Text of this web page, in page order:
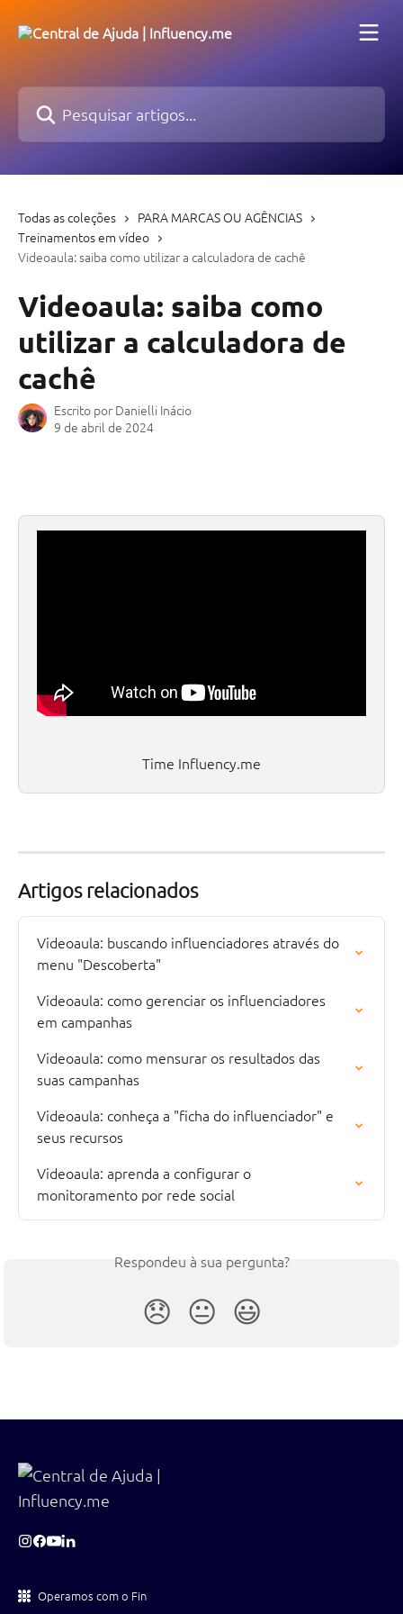
Pesquisar artigos...
Todas as coleções
PARA MARCAS OU AGÊNCIAS
Treinamentos em vídeo
Videoaula: saiba como utilizar a calculadora de cachê
Videoaula: saiba como
utilizar a calculadora de
cachê
Escrito por Danielli Inácio
9 de abril de 2024
Time Influency.me
Artigos relacionados
Videoaula: buscando influenciadores através do
menu "Descoberta"
Videoaula: como gerenciar os influenciadores
em campanhas
Videoaula: como mensurar os resultados das
suas campanhas
Videoaula: conheça a "ficha do influenciador" e
seus recursos
Videoaula: aprenda a configurar o
monitoramento por rede social
Respondeu à sua pergunta?
😞 😐 😃
Operamos com o Fin